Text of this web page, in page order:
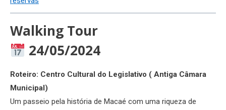
Walking Tour
24/05/2024
Roteiro: Centro Cultural do Legislativo ( Antiga Câmara
Municipal)
Um passeio pela história de Macaé com uma riqueza de